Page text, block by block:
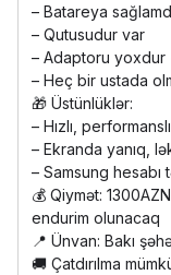
– Batareya
– Qutusudur var
– Adaptoru yoxdur
– Heç bir ustada
🎁 Üstünlüklər:
– Hızlı,
– Ekranda yanıq,
– Samsung
💰 Qiymət:
endurim olunacaq
📍 Ünvan: Bakı
🚚 Çatdırılma